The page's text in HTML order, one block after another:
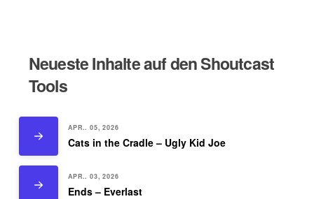
Neueste Inhalte auf den Shoutcast
Tools
APR.. 05, 2026
Cats in the Cradle – Ugly Kid Joe
APR.. 03, 2026
Ends – Everlast